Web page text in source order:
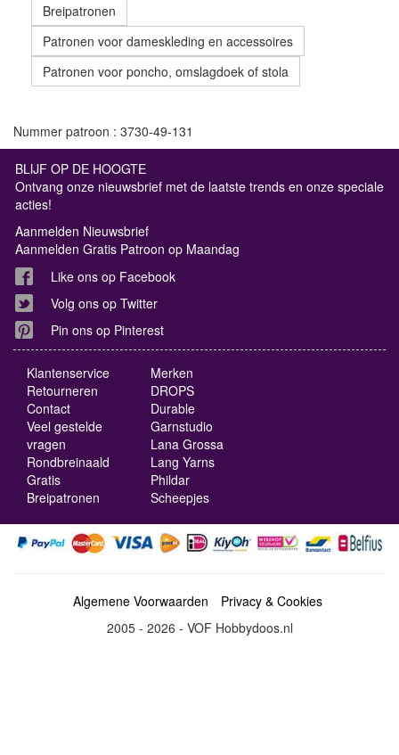
Breipatronen
Patronen voor dameskleding en accessoires
Patronen voor poncho, omslagdoek of stola
Nummer patroon : 3730-49-131
BLIJF OP DE HOOGTE
Ontvang onze nieuwsbrief met de laatste trends en onze speciale
acties!
Aanmelden Nieuwsbrief
Aanmelden Gratis Patroon op Maandag
Like ons op Facebook
Volg ons op Twitter
Pin ons op Pinterest
Klantenservice
Retourneren
Contact
Veel gestelde
vragen
Rondbreinaald
Gratis
Breipatronen
Merken
DROPS
Durable
Garnstudio
Lana Grossa
Lang Yarns
Phildar
Scheepjes
Algemene Voorwaarden
Privacy & Cookies
2005 - 2026 - VOF Hobbydoos.nl